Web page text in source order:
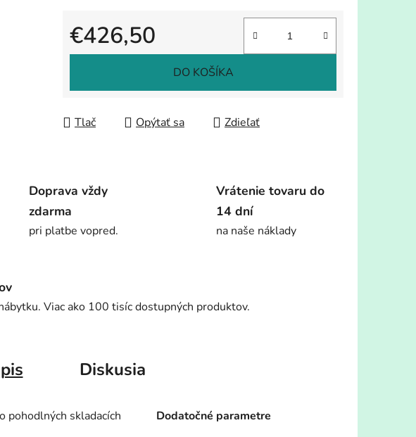
€426,50
Jednotková cena:
DO KOŠÍKA
Tlač Opýtať sa Zdieľať
Doprava vždy
zdarma
pri platbe vopred.
Vrátenie tovaru do
14 dní
na naše náklady
Viac ako 100 tisíc dostupných produktov.
Diskusia
pohodlných skladacích
Dodatočné parametre